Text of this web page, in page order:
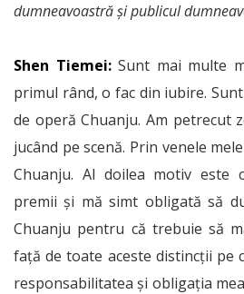
dumneavoastră și publicul
Shen Tiemei: Sunt mai multe
primul rând, o fac din iubire.
de operă Chuanju. Am petre­cut
jucând pe scenă. Prin venele
Chuanju. Al doilea motiv este
premii și mă simt obligată să
Chuanju pentru că trebuie să
față de toate aceste distincții pe
res­ponsabilitatea și obligația